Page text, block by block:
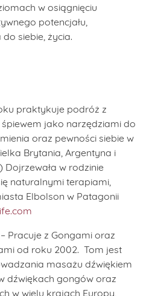
w osiągnięciu
potencjału,
siebie, życia.
praktykuje podróż z
jako narzędziami do
oraz pewności siebie w
Brytania, Argentyna i
w rodzinie
naturalnymi terapiami,
Elbolson w Patagonii
– Pracuje z Gongami oraz
od roku 2002. Tom jest
masażu dźwiękiem
dźwiękach gongów oraz
w wielu krajach Europy,